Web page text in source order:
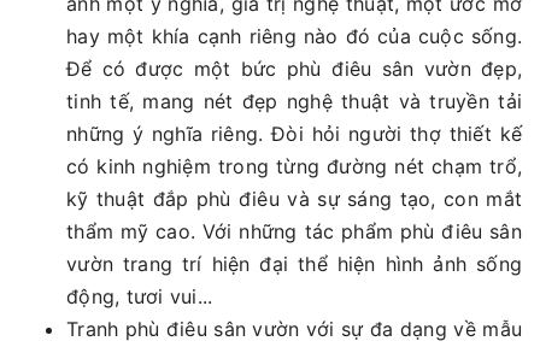
hay một khía cạnh riêng nào đó của cuộc sống.
Để có được một bức phù điêu sân vườn đẹp,
tinh tế, mang nét đẹp nghệ thuật và truyền tải
những ý nghĩa riêng. Đòi hỏi người thợ thiết kế
có kinh nghiệm trong từng đường nét chạm trổ,
kỹ thuật đắp phù điêu và sự sáng tạo, con mắt
thẩm mỹ cao. Với những tác phẩm phù điêu sân
vườn trang trí hiện đại thể hiện hình ảnh sống
động, tươi vui...
Tranh phù điêu sân vườn với sự đa dạng về mẫu